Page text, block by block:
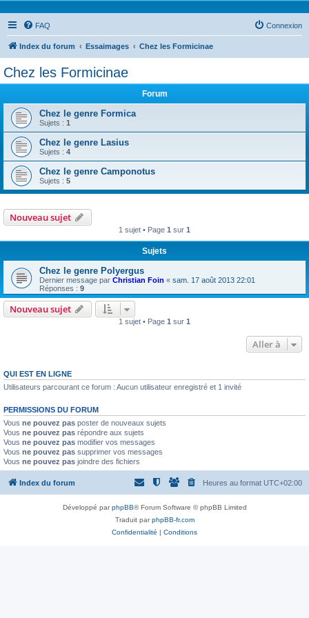
FAQ Connexion
Index du forum Essaimages Chez les Formicinae
Chez les Formicinae
Forum
Chez le genre Formica
Sujets : 1
Chez le genre Lasius
Sujets : 4
Chez le genre Camponotus
Sujets : 5
Nouveau sujet
1 sujet • Page 1 sur 1
Sujets
Chez le genre Polyergus
Dernier message par Christian Foin « sam. 17 août 2013 22:01
Réponses : 9
Nouveau sujet
1 sujet • Page 1 sur 1
Aller à
QUI EST EN LIGNE
Utilisateurs parcourant ce forum : Aucun utilisateur enregistré et 1 invité
PERMISSIONS DU FORUM
Vous ne pouvez pas poster de nouveaux sujets
Vous ne pouvez pas répondre aux sujets
Vous ne pouvez pas modifier vos messages
Vous ne pouvez pas supprimer vos messages
Vous ne pouvez pas joindre des fichiers
Index du forum Heures au format UTC+02:00
Développé parphpBB® Forum Software © phpBB Limited
Traduit parphpBB-fr.com
Confidentialité | Conditions